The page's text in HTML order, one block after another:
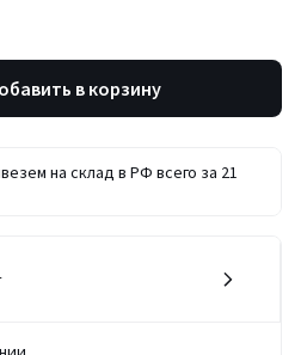
в корзину
на склад в РФ всего за 21